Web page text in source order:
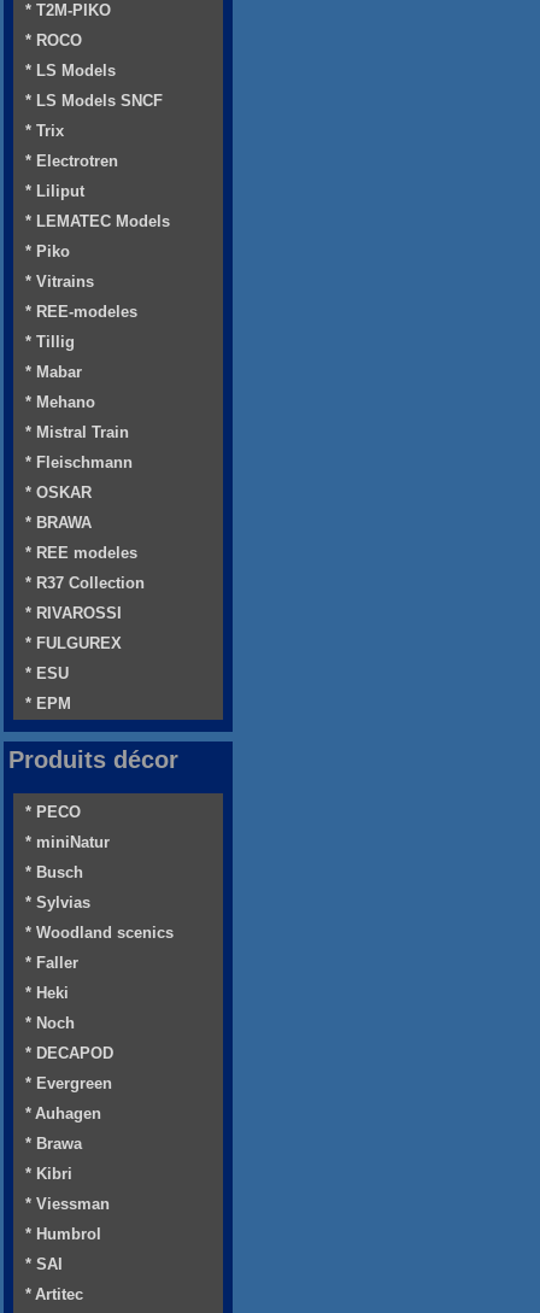
* T2M-PIKO
* ROCO
* LS Models
* LS Models SNCF
* Trix
* Electrotren
* Liliput
* LEMATEC Models
* Piko
* Vitrains
* REE-modeles
* Tillig
* Mabar
* Mehano
* Mistral Train
* Fleischmann
* OSKAR
* BRAWA
* REE modeles
* R37 Collection
* RIVAROSSI
* FULGUREX
* ESU
* EPM
Produits décor
* PECO
* miniNatur
* Busch
* Sylvias
* Woodland scenics
* Faller
* Heki
* Noch
* DECAPOD
* Evergreen
* Auhagen
* Brawa
* Kibri
* Viessman
* Humbrol
* SAI
* Artitec